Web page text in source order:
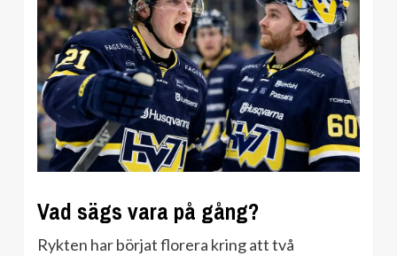
Vad sägs vara på gång?
Rykten har börjat florera kring att två